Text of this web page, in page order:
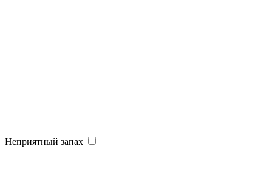
Неприятный запах